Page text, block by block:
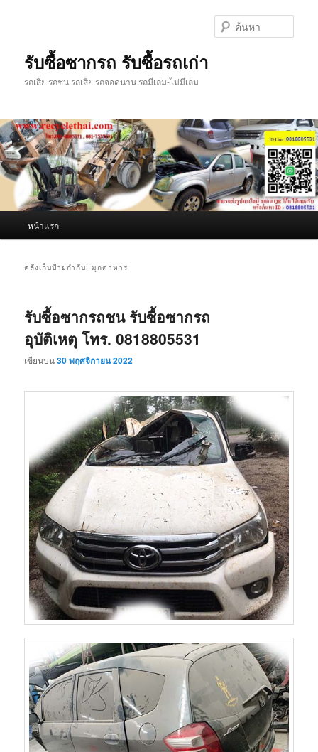
รับซื้อซากรถ รับซื้อรถเก่า
รถเสีย รถชน รถเสีย รถจอดนาน รถมีเล่ม-ไม่มีเล่ม
หน้าแรก
คลังเก็บป้ายกำกับ:มุกดาหาร
รับซื้อซากรถชน รับซื้อซากรถ
อุบัติเหตุ โทร. 0818805531
เขียนบน30 พฤศจิกายน 2022